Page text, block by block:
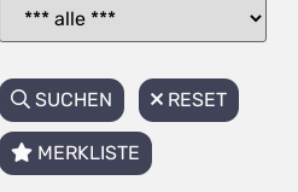
SUCHEN RESET
MERKLISTE